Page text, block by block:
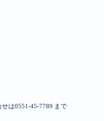
は0551-45-7789 まで